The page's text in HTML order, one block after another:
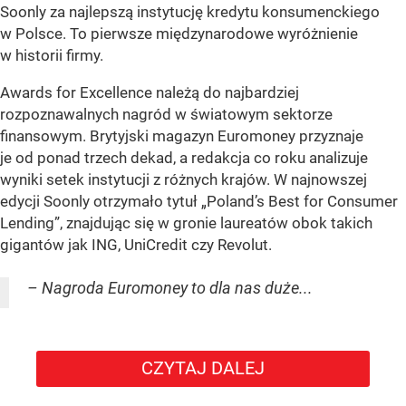
Soonly za najlepszą instytucję kredytu konsumenckiego
w Polsce. To pierwsze międzynarodowe wyróżnienie
w historii firmy.
Awards for Excellence należą do najbardziej
rozpoznawalnych nagród w światowym sektorze
finansowym. Brytyjski magazyn Euromoney przyznaje
je od ponad trzech dekad, a redakcja co roku analizuje
wyniki setek instytucji z różnych krajów. W najnowszej
edycji Soonly otrzymało tytuł „Poland’s Best for Consumer
Lending”, znajdując się w gronie laureatów obok takich
gigantów jak ING, UniCredit czy Revolut.
– Nagroda Euromoney to dla nas duże...
CZYTAJ DALEJ